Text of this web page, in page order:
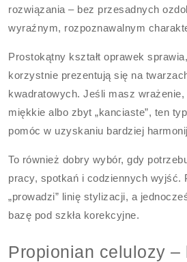
rozwiązania – bez przesadnych
wyraźnym, rozpoznawalnym
Prostokątny kształt oprawek
korzystnie prezentują się na
kwadratowych. Jeśli masz
miękkie albo zbyt „kanciaste”, ten
pomóc w uzyskaniu bardziej
To również dobry wybór, gdy
pracy, spotkań i codziennych wyjść.
„prowadzi” linię stylizacji, a
bazę pod szkła korekcyjne.
Propionian celulozy –